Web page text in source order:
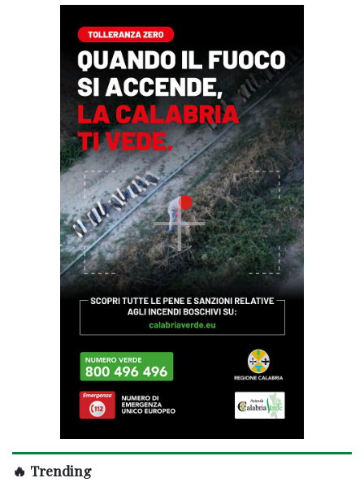
🔥 Trending